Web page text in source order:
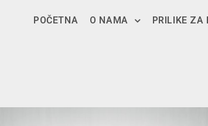
POČETNA O NAMA PRILIKE ZA